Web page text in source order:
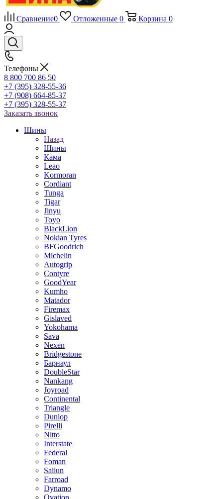
Сравнение0 Отложенные 0 Корзина 0
Телефоны
8 800 700 86 50
+7 (395) 328-55-36
+7 (908) 664-85-37
+7 (395) 328-55-37
Заказать звонок
Шины
Назад
Шины
Кама
Leao
Kormoran
Cordiant
Tunga
Tigar
Jinyu
Toyo
BlackLion
Nokian Tyres
BFGoodrich
Michelin
Autogrip
Contyre
GoodYear
Kumho
Matador
Firemax
Gislaved
Yokohama
Sava
Nexen
Bridgestone
Барнаул
DoubleStar
Nankang
Joyroad
Continental
Triangle
Dunlop
Pirelli
Nitto
Interstate
Federal
Foman
Sailun
Farroad
Dynamo
Ovation